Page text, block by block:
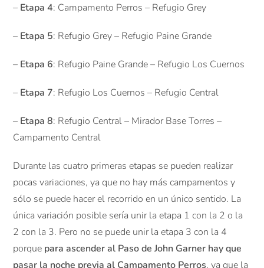
– Etapa 4: Campamento Perros – Refugio Grey
– Etapa 5: Refugio Grey – Refugio Paine Grande
– Etapa 6: Refugio Paine Grande – Refugio Los Cuernos
– Etapa 7: Refugio Los Cuernos – Refugio Central
– Etapa 8: Refugio Central – Mirador Base Torres –
Campamento Central
Durante las cuatro primeras etapas se pueden realizar
pocas variaciones, ya que no hay más campamentos y
sólo se puede hacer el recorrido en un único sentido. La
única variación posible sería unir la etapa 1 con la 2 o la
2 con la 3. Pero no se puede unir la etapa 3 con la 4
porque para ascender al Paso de John Garner hay que
pasar la noche previa al Campamento Perros, ya que la